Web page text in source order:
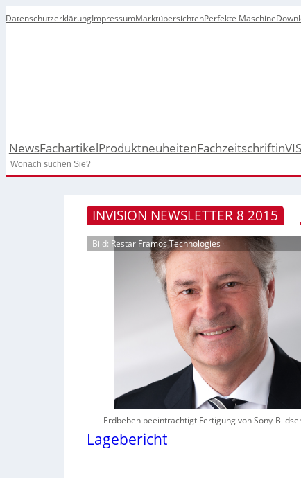
DatenschutzerklärungImpressumMarktübersichtenPerfekte Maschine
NewsFachartikelProduktneuheitenFachzeitschrift
Search
INVISION NEWSLETTER 8 2015
Bild: Restar Framos Technologies
Erdbeben beeinträchtigt Fertigung von Sony-
Lagebericht